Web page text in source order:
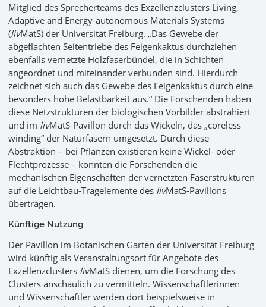
Mitglied des Sprecherteams des Exzellenzclusters Living,
Adaptive and Energy-autonomous Materials Systems
(livMatS) der Universität Freiburg. „Das Gewebe der
abgeflachten Seitentriebe des Feigenkaktus durchziehen
ebenfalls vernetzte Holzfaserbündel, die in Schichten
angeordnet und miteinander verbunden sind. Hierdurch
zeichnet sich auch das Gewebe des Feigenkaktus durch eine
besonders hohe Belastbarkeit aus.“ Die Forschenden haben
diese Netzstrukturen der biologischen Vorbilder abstrahiert
und im livMatS-Pavillon durch das Wickeln, das „coreless
winding“ der Naturfasern umgesetzt. Durch diese
Abstraktion – bei Pflanzen existieren keine Wickel- oder
Flechtprozesse – konnten die Forschenden die
mechanischen Eigenschaften der vernetzten Faserstrukturen
auf die Leichtbau-Tragelemente des livMatS-Pavillons
übertragen.
Künftige Nutzung
Der Pavillon im Botanischen Garten der Universität Freiburg
wird künftig als Veranstaltungsort für Angebote des
Exzellenzclusters livMatS dienen, um die Forschung des
Clusters anschaulich zu vermitteln. Wissenschaftlerinnen
und Wissenschaftler werden dort beispielsweise in